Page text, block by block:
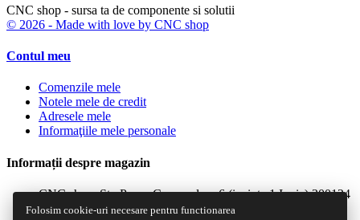
CNC shop - sursa ta de componente si solutii
© 2026 - Made with love by CNC shop
Contul meu
Comenzile mele
Notele mele de credit
Adresele mele
Informaţiile mele personale
Informații despre magazin
CNC shop, Str. Penes Curcanul nr. 6 (incinta 1 Iunie) 300124
Timisoara, ROIBAN:
Folosim cookie-uri necesare pentru functionarea